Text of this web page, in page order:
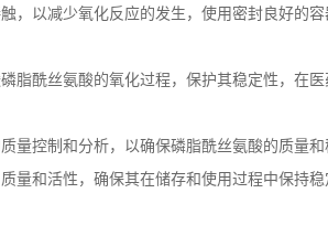
，以减少氧化反应的发生，使用密封良好的容
脂酰丝氨酸的氧化过程，保护其稳定性，在
量控制和分析，以确保磷脂酰丝氨酸的质量和
量和活性，确保其在储存和使用过程中保持稳